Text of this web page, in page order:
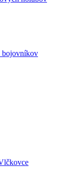
bojovníkov